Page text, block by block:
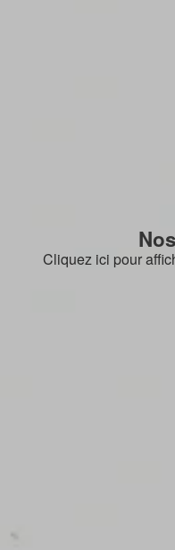
Cliquez ici pour